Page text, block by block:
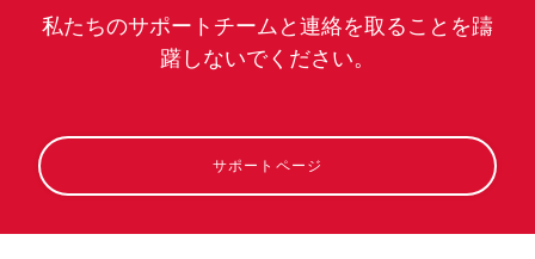
私たちのサポートチームと連絡を取ることを躊
躇しないでください。
サポートページ